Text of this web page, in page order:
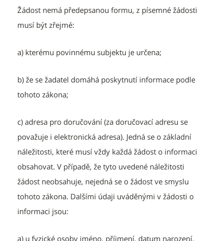
Žádost nemá předepsanou formu, z písemné žádosti
musí být zřejmé:
a) kterému povinnému subjektu je určena;
b) že se žadatel domáhá poskytnutí informace podle
tohoto zákona;
c) adresa pro doručování (za doručovací adresu se
považuje i elektronická adresa). Jedná se o základní
náležitosti, které musí vždy každá žádost o informaci
obsahovat. V případě, že tyto uvedené náležitosti
žádost neobsahuje, nejedná se o žádost ve smyslu
tohoto zákona. Dalšími údaji uváděnými v žádosti o
informaci jsou:
a) u fyzické osoby jméno, příjmení, datum narození,